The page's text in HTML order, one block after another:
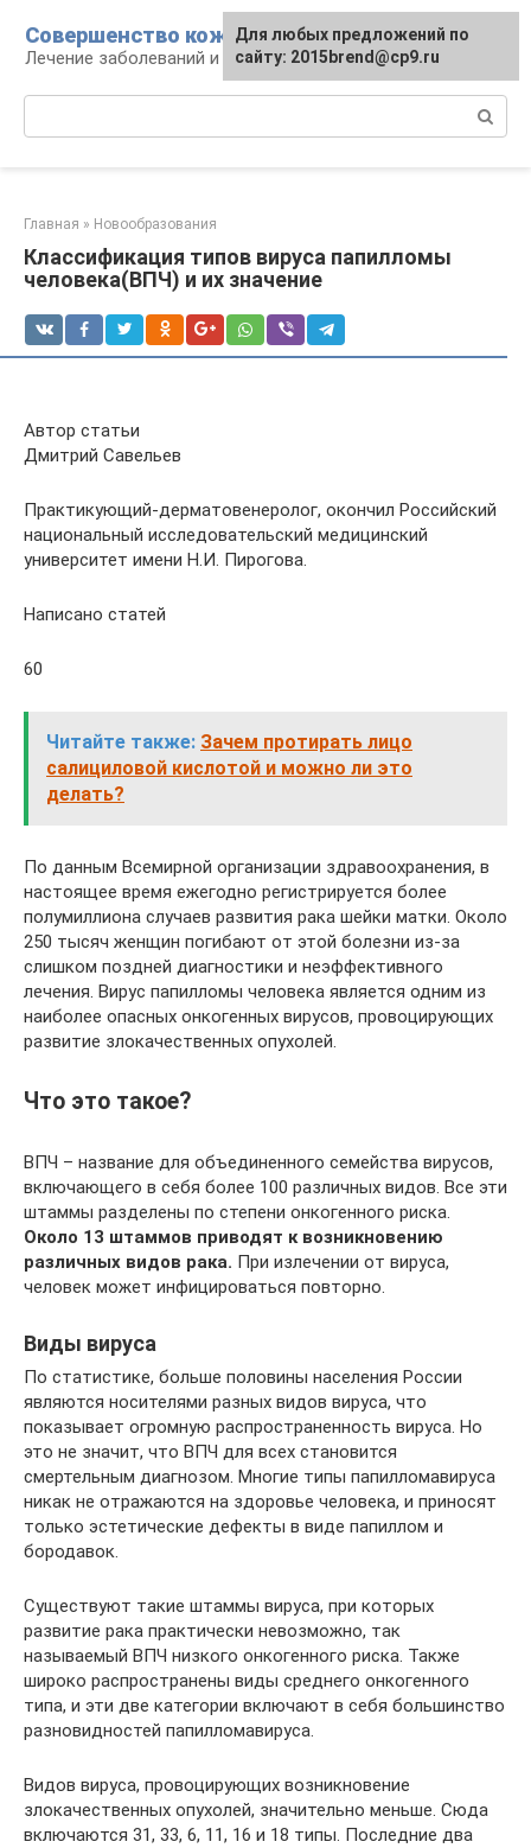
контенту
Совершенство кожи
Лечение заболеваний и уход за кожей
Главная » Новообразования
Классификация типов вируса папилломы
человека(ВПЧ) и их значение
Автор статьи
Дмитрий Савельев
Практикующий-дерматовенеролог, окончил Российский
национальный исследовательский медицинский
университет имени Н.И. Пирогова.
Написано статей
60
Читайте также: Зачем протирать лицо
салициловой кислотой и можно ли это
делать?
По данным Всемирной организации здравоохранения, в
настоящее время ежегодно регистрируется более
полумиллиона случаев развития рака шейки матки. Около
250 тысяч женщин погибают от этой болезни из-за
слишком поздней диагностики и неэффективного
лечения. Вирус папилломы человека является одним из
наиболее опасных онкогенных вирусов, провоцирующих
развитие злокачественных опухолей.
Что это такое?
ВПЧ – название для объединенного семейства вирусов,
включающего в себя более 100 различных видов. Все эти
штаммы разделены по степени онкогенного риска.
Около 13 штаммов приводят к возникновению
различных видов рака. При излечении от вируса,
человек может инфицироваться повторно.
Виды вируса
По статистике, больше половины населения России
являются носителями разных видов вируса, что
показывает огромную распространенность вируса. Но
это не значит, что ВПЧ для всех становится
смертельным диагнозом. Многие типы папилломавируса
никак не отражаются на здоровье человека, и приносят
только эстетические дефекты в виде папиллом и
бородавок.
Существуют такие штаммы вируса, при которых
развитие рака практически невозможно, так
называемый ВПЧ низкого онкогенного риска. Также
широко распространены виды среднего онкогенного
типа, и эти две категории включают в себя большинство
разновидностей папилломавируса.
Видов вируса, провоцирующих возникновение
злокачественных опухолей, значительно меньше. Сюда
включаются 31, 33, 6, 11, 16 и 18 типы. Последние два
Для любых предложений по
сайту: 2015brend@cp9.ru